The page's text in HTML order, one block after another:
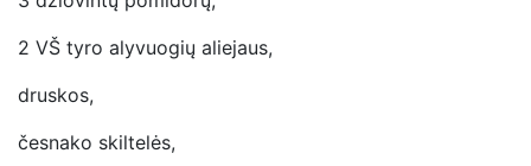
2 VŠ tyro alyvuogių aliejaus,
druskos,
česnako skiltelės,